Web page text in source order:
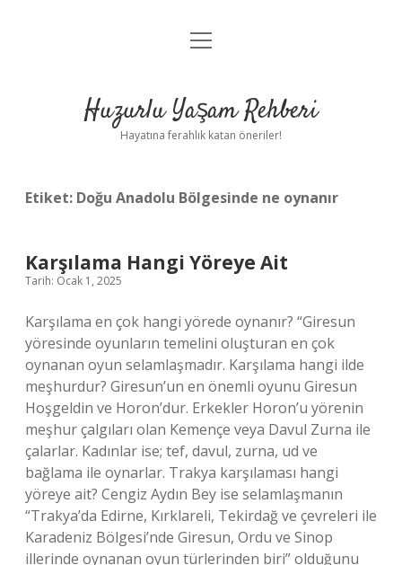
Anasayfa
Yasal Uyarı
menüyü
Huzurlu Yaşam Rehberi
Hayatına ferahlık katan öneriler!
Etiket: Doğu Anadolu Bölgesinde ne oynanır
Karşılama Hangi Yöreye Ait
Tarih: Ocak 1, 2025
Karşılama en çok hangi yörede oynanır? “Giresun
yöresinde oyunların temelini oluşturan en çok
oynanan oyun selamlaşmadır. Karşılama hangi ilde
meşhurdur? Giresun’un en önemli oyunu Giresun
Hoşgeldin ve Horon’dur. Erkekler Horon’u yörenin
meşhur çalgıları olan Kemençe veya Davul Zurna ile
çalarlar. Kadınlar ise; tef, davul, zurna, ud ve
bağlama ile oynarlar. Trakya karşılaması hangi
yöreye ait? Cengiz Aydın Bey ise selamlaşmanın
“Trakya’da Edirne, Kırklareli, Tekirdağ ve çevreleri ile
Karadeniz Bölgesi’nde Giresun, Ordu ve Sinop
illerinde oynanan oyun türlerinden biri” olduğunu